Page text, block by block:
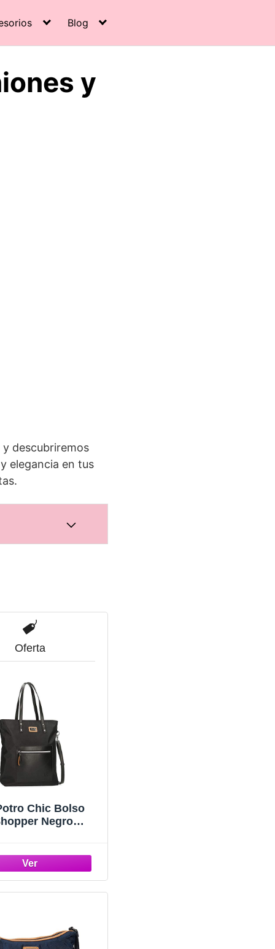
Blog
y
descubriremos
elegancia en tus
Oferta
Chic Bolso
Negro